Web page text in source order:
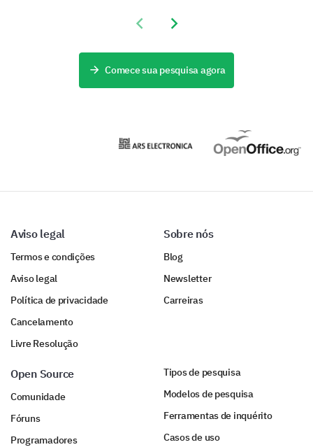
Dissatisfied
Please enter your comment here:
A Few More Details About You
To better understand your feedback, a few questions
about you.
What is your age group?
What is your gender?
Previous slide
Next slide
Comece sua pesquisa agora
Aviso legal
Termos e condições
Aviso legal
Política de privacidade
Cancelamento
Livre Resolução
Sobre nós
Blog
Newsletter
Carreiras
Open Source
Comunidade
Fóruns
Programadores
Tipos de pesquisa
Modelos de pesquisa
Ferramentas de inquérito
Casos de uso